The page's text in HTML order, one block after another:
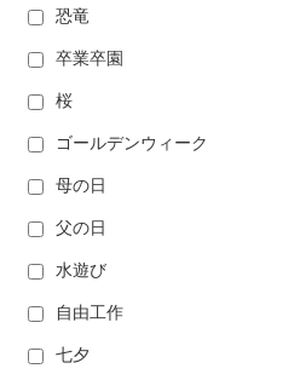
恐竜
卒業卒園
桜
ゴールデンウィーク
母の日
父の日
水遊び
自由工作
七夕